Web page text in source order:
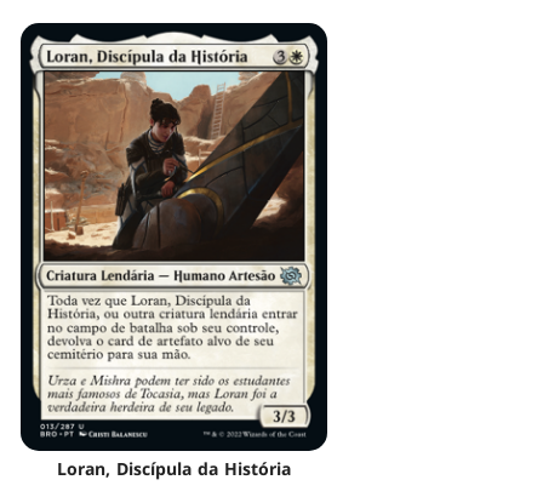
Loran, Discípula da História